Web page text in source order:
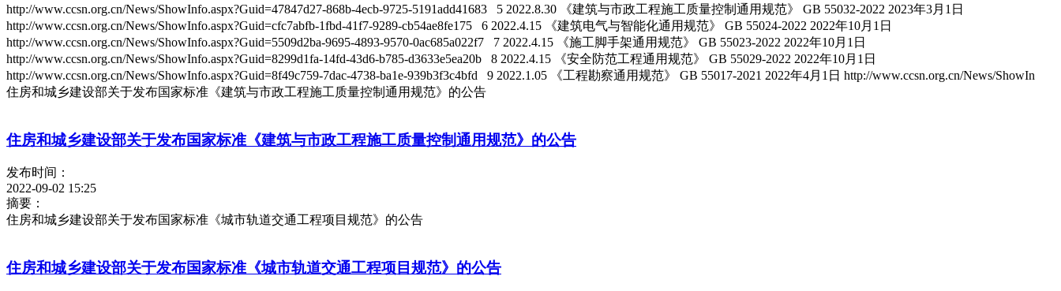
http://www.ccsn.org.cn/News/ShowInfo.aspx?Guid=47847d27-868b-4ecb-9725-5191add41683 5 2022.8.30 《建筑与市政工程施工质量控制通用规范》 GB 55032-2022 2023年3月1日
http://www.ccsn.org.cn/News/ShowInfo.aspx?Guid=cfc7abfb-1fbd-41f7-9289-cb54ae8fe175 6 2022.4.15 《建筑电气与智能化通用规范》 GB 55024-2022 2022年10月1日
http://www.ccsn.org.cn/News/ShowInfo.aspx?Guid=5509d2ba-9695-4893-9570-0ac685a022f7 7 2022.4.15 《施工脚手架通用规范》 GB 55023-2022 2022年10月1日
http://www.ccsn.org.cn/News/ShowInfo.aspx?Guid=8299d1fa-14fd-43d6-b785-d3633e5ea20b 8 2022.4.15 《安全防范工程通用规范》 GB 55029-2022 2022年10月1日
http://www.ccsn.org.cn/News/ShowInfo.aspx?Guid=8f49c759-7dac-4738-ba1e-939b3f3c4bfd 9 2022.1.05 《工程勘察通用规范》 GB 55017-2021 2022年4月1日 http://www.ccsn.org.cn/News/ShowIn
住房和城乡建设部关于发布国家标准《建筑与市政工程施工质量控制通用规范》的公告
住房和城乡建设部关于发布国家标准《建筑与市政工程施工质量控制通用规范》的公告
发布时间：
2022-09-02 15:25
摘要：
住房和城乡建设部关于发布国家标准《城市轨道交通工程项目规范》的公告
住房和城乡建设部关于发布国家标准《城市轨道交通工程项目规范》的公告